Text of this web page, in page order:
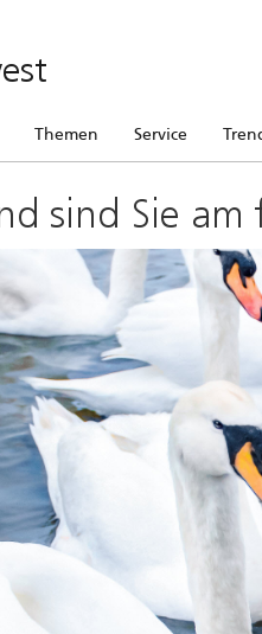
Themen Service
sind Sie